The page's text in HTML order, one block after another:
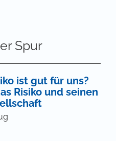
Spur
ist gut für uns?
Risiko und seinen